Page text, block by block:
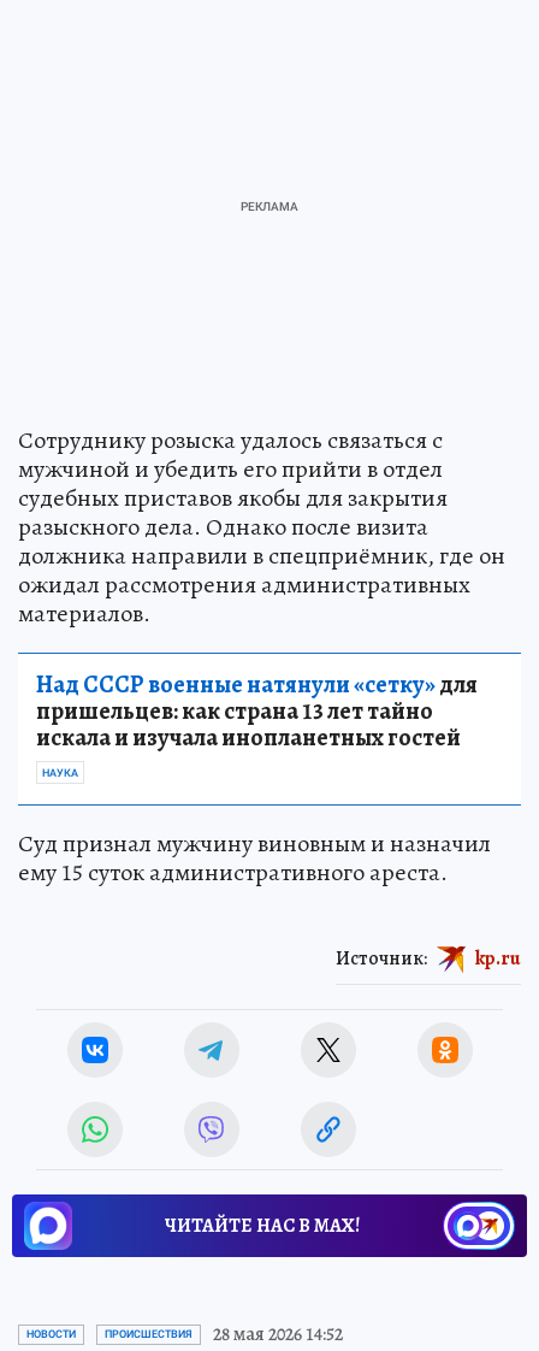
Сотруднику розыска удалось связаться с
мужчиной и убедить его прийти в отдел
судебных приставов якобы для закрытия
разыскного дела. Однако после визита
должника направили в спецприёмник, где он
ожидал рассмотрения административных
материалов.
Над СССР военные натянули «сетку»для
пришельцев: как страна 13 лет тайно
искала и изучала инопланетных гостей
НАУКА
Суд признал мужчину виновным и назначил
ему 15 суток административного ареста.
Источник: kp.ru
ЧИТАЙТЕ НАС В МАХ!
НОВОСТИ ПРОИСШЕСТВИЯ 28 мая 2026 14:52